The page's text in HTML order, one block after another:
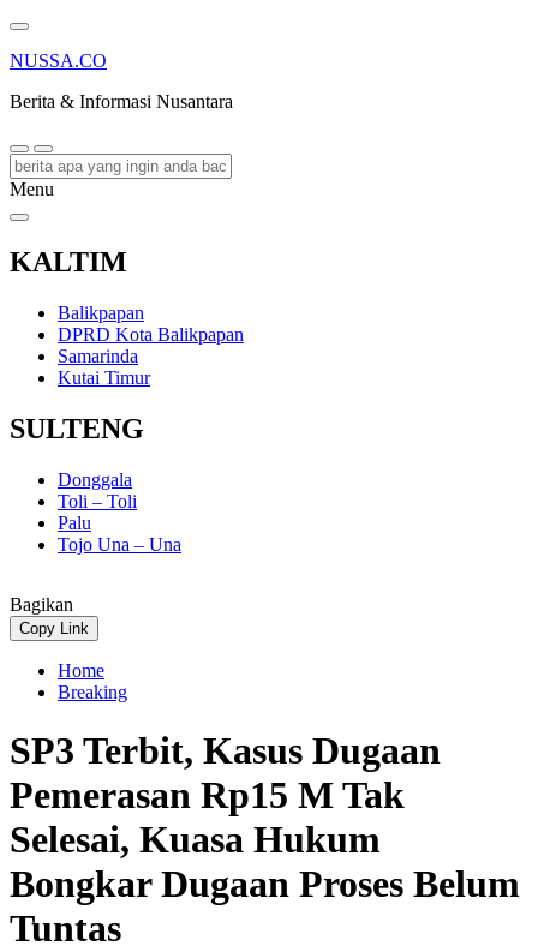
NUSSA.CO
Berita & Informasi Nusantara
Menu
KALTIM
Balikpapan
DPRD Kota Balikpapan
Samarinda
Kutai Timur
SULTENG
Donggala
Toli – Toli
Palu
Tojo Una – Una
Bagikan
Copy Link
Home
Breaking
SP3 Terbit, Kasus Dugaan
Pemerasan Rp15 M Tak
Selesai, Kuasa Hukum
Bongkar Dugaan Proses Belum
Tuntas